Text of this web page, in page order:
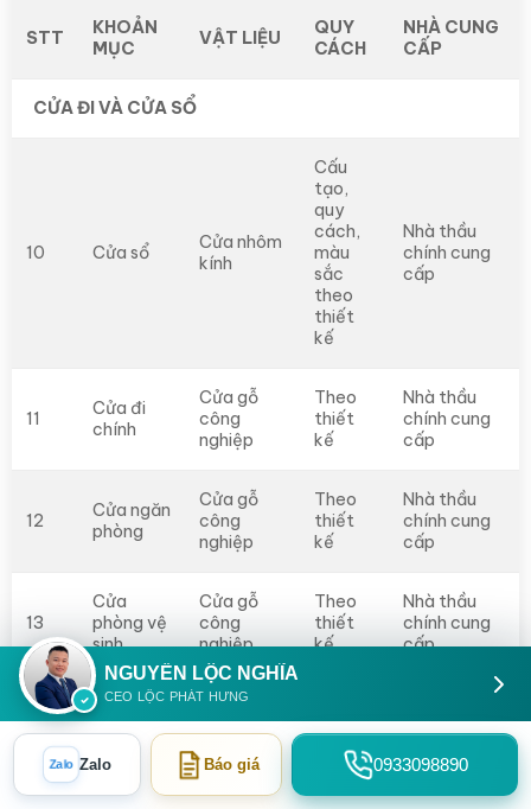
STT
KHOẢN
MỤC
VẬT LIỆU
QUY
CÁCH
NHÀ CUNG
CẤP
CỬA ĐI VÀ CỬA SỔ
10 Cửa sổ
Cửa nhôm
kính
Cấu
tạo,
quy
cách,
màu
sắc
theo
thiết
kế
Nhà thầu
chính cung
cấp
11
Cửa đi
chính
Cửa gỗ
công
nghiệp
Theo
thiết
kế
Nhà thầu
chính cung
cấp
12
Cửa ngăn
phòng
Cửa gỗ
công
nghiệp
Theo
thiết
kế
Nhà thầu
chính cung
cấp
13
Cửa
phòng vệ
sinh
Cửa gỗ
công
nghiệp
Theo
thiết
kế
Nhà thầu
chính cung
cấp
STT
KHOẢN
MỤC
CÁCH
CẤP
BẾP
NGUYỄN LỘC NGHĨA
CEO LỘC PHÁT HƯNG
Zalo Zalo Báo giá 0933098890